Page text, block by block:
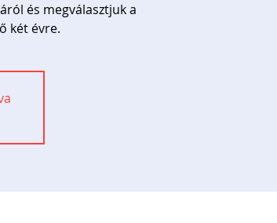
és megválasztjuk a
két évre.